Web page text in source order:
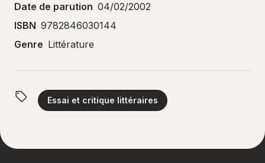
Date de parution 04/02/2002
ISBN 9782846030144
Genre Littérature
Essai et critique littéraires